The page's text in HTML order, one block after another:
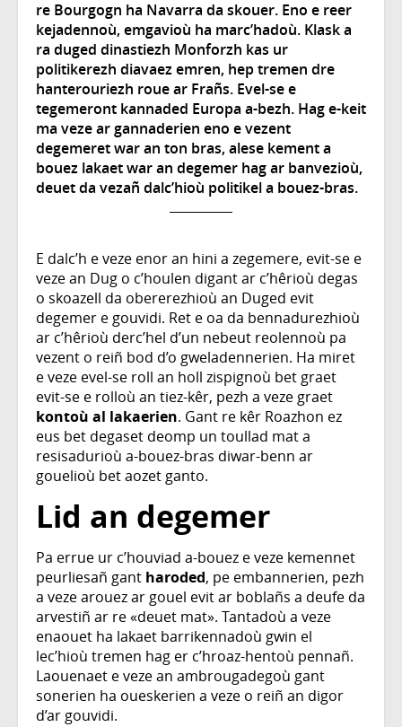
re Bourgogn ha Navarra da skouer. Eno e reer
kejadennoù, emgavioù ha marc’hadoù. Klask a
ra duged dinastiezh Monforzh kas ur
politikerezh diavaez emren, hep tremen dre
hanterouriezh roue ar Frañs. Evel-se e
tegemeront kannaded Europa a-bezh. Hag e-keit
ma veze ar gannaderien eno e vezent
degemeret war an ton bras, alese kement a
bouez lakaet war an degemer hag ar banvezioù,
deuet da vezañ dalc’hioù politikel a bouez-bras.
E dalc’h e veze enor an hini a zegemere, evit-se e
veze an Dug o c’houlen digant ar c’hêrioù degas
o skoazell da obererezhioù an Duged evit
degemer e gouvidi. Ret e oa da bennadurezhioù
ar c’hêrioù derc’hel d’un nebeut reolennoù pa
vezent o reiñ bod d’o gweladennerien. Ha miret
e veze evel-se roll an holl zispignoù bet graet
evit-se e rolloù an tiez-kêr, pezh a veze graet
kontoù al lakaerien. Gant re kêr Roazhon ez
eus bet degaset deomp un toullad mat a
resisadurioù a-bouez-bras diwar-benn ar
gouelioù bet aozet ganto.
Lid an degemer
Pa errue ur c’houviad a-bouez e veze kemennet
peurliesañ gant haroded, pe embannerien, pezh
a veze arouez ar gouel evit ar boblañs a deufe da
arvestiñ ar re «deuet mat». Tantadoù a veze
enaouet ha lakaet barrikennadoù gwin el
lec’hioù tremen hag er c’hroaz-hentoù pennañ.
Laouenaet e veze an ambrougadegoù gant
sonerien ha oueskerien a veze o reiñ an digor
d’ar gouvidi.